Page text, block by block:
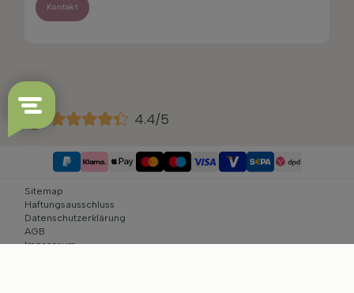
Kontakt
4.4/5
Sitemap
Haftungsausschluss
Datenschutzerklärung
AGB
Impressum